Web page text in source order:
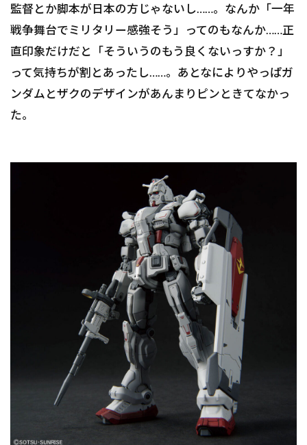
監督とか脚本が日本の方じゃないし……。なんか「一年
戦争舞台でミリタリー感強そう」ってのもなんか……正
直印象だけだと「そういうのもう良くないっすか？」
って気持ちが割とあったし……。あとなによりやっぱガ
ンダムとザクのデザインがあんまりピンときてなかっ
た。